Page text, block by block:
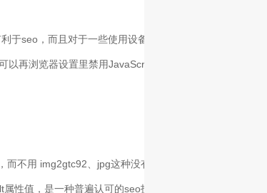
于seo，而且对于一些使用设备阅读器的障碍人士来说也
以再浏览器设置里禁用JavaScript，但是对于开发人员来
不用 img2gtc92、jpg这种没有意义的名字），另外，要
性值，是一种普遍认可的seo技巧。